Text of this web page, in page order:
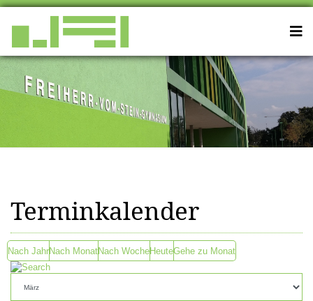
Terminkalender
Nach JahrNach MonatNach WocheHeuteGehe zu Monat